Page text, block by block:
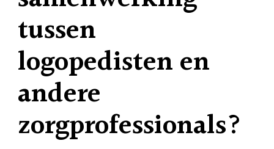
tussen
logopedisten en
andere
zorgprofessionals?